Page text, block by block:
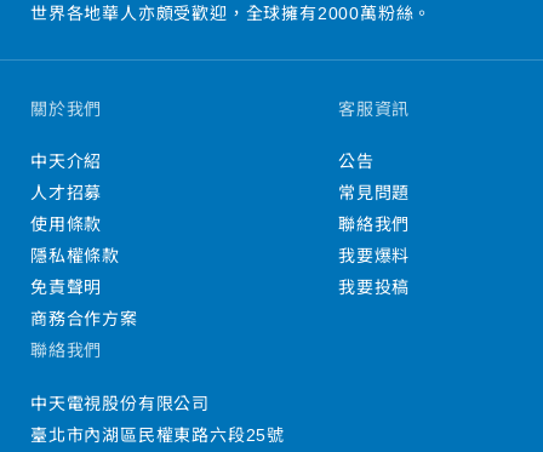
世界各地華人亦頗受歡迎，全球擁有2000萬粉絲。
關於我們
中天介紹
人才招募
使用條款
隱私權條款
免責聲明
商務合作方案
客服資訊
公告
常見問題
聯絡我們
我要爆料
我要投稿
聯絡我們
中天電視股份有限公司
臺北市內湖區民權東路六段25號